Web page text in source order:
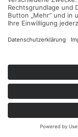
6.
HOSTING)
Diese Seite nutzt
Schriftarten so
bereitgestellt
Eine Verbindung zu